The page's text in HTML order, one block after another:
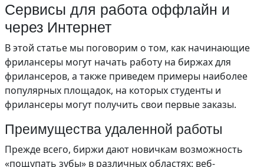
Сервисы для работа оффлайн и
через Интернет
В этой статье мы поговорим о том, как начинающие
фрилансеры могут начать работу на биржах для
фрилансеров, а также приведем примеры наиболее
популярных площадок, на которых студенты и
фрилансеры могут получить свои первые заказы.
Преимущества удаленной работы
Прежде всего, биржи дают новичкам возможность
«пощупать зубы» в различных областях: веб-